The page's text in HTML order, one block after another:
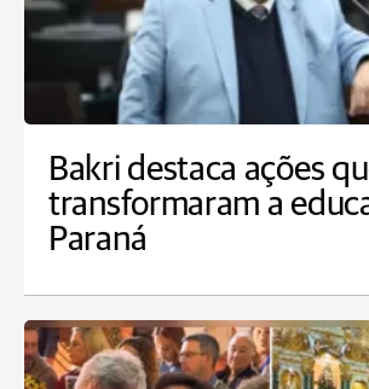
Bakri destaca ações
transformaram a
Paraná